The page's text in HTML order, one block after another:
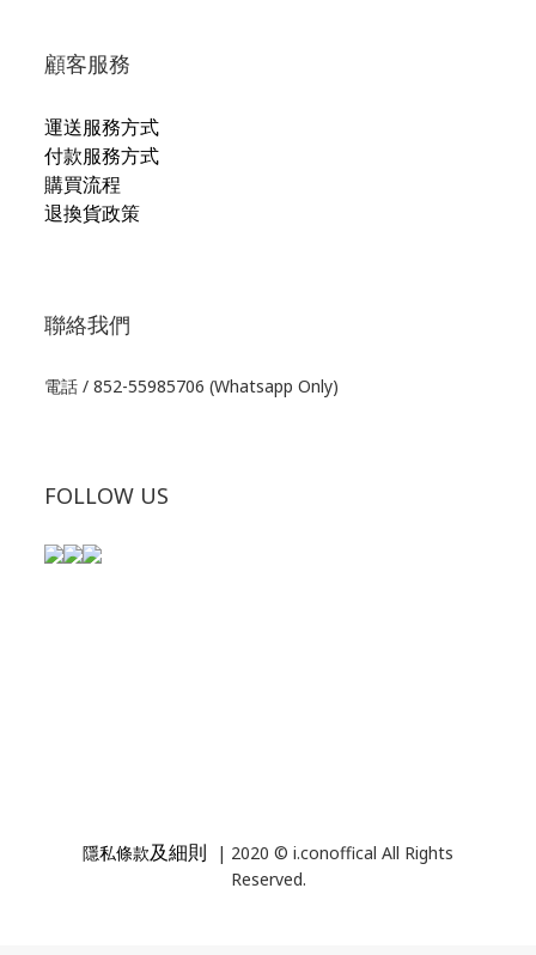
顧客服務
運送服務方式
付款服務方式
購買流程
退換貨政策
聯絡我們
電話 / 852-55985706 (Whatsapp Only)
FOLLOW US
隱私條款及細則
| 2020 © i.conoffical All Rights
Reserved.